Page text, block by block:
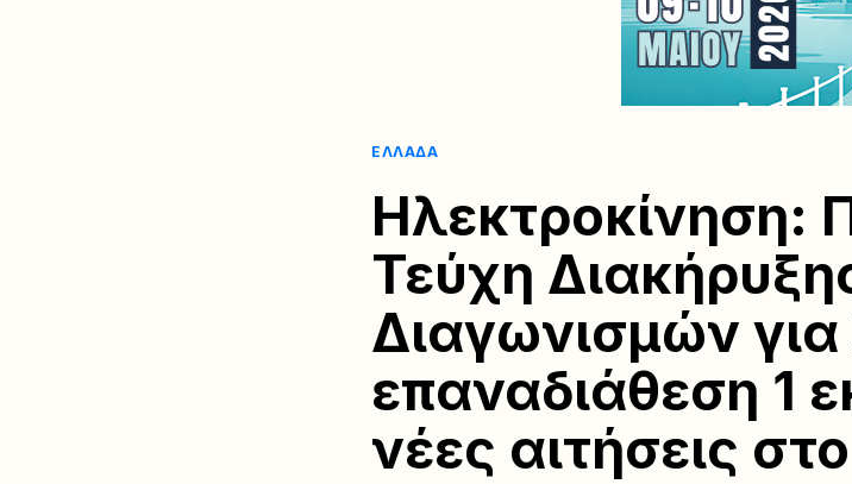
ΕΛΛΆΔΑ
Ηλεκτροκίνηση:
Τεύχη
Διαγωνισμών
επαναδιάθεση 1
νέες αιτήσεις